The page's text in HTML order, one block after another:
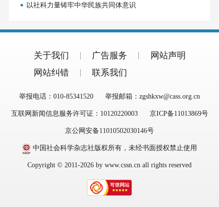
以社科力量铸牢中华民族共同体意识
关于我们 广告服务
网站声明
网站纠错
联系我们
举报电话：010-85341520 举报邮箱：zgshkxw@cass.org.cn
互联网新闻信息服务许可证：10120220003 京ICP备11013869号
京公网安备11010502030146号
中国社会科学杂志社版权所有，未经书面授权禁止使用
Copyright © 2011-2026 by www.cssn.cn all rights reserved